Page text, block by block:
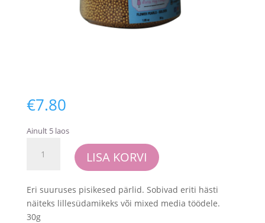
€7.80
Ainult 5 laos
-
Flower
Pearls
LISA KORVI
Eri suuruses pisikesed pärlid. Sobivad eriti hästi
näiteks lillesüdamikeks või mixed media töödele.
30g